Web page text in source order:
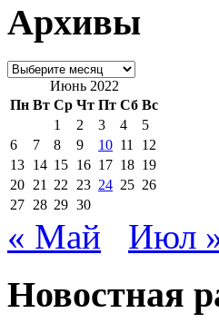
Архивы
Архивы
Июнь 2022
Пн Вт Ср Чт Пт Сб Вс
1
2 3 4
5
6
7 8 9 10 11
12
13 14 15 16 17 18 19
20 21 22 23 24 25 26
27 28 29 30
« Май Июл
Новостная